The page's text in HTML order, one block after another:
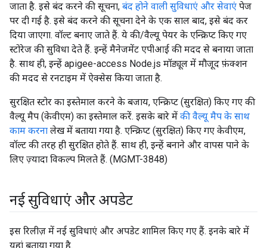
जाता है. इसे बंद करने की सूचना, बंद होने वाली सुविधाएं और सेवाएं पेज
पर दी गई है. इसे बंद करने की सूचना देने के एक साल बाद, इसे बंद कर
दिया जाएगा. वॉल्ट बनाए जाते हैं. ये की/वैल्यू पेयर के एन्क्रिप्ट किए गए
स्टोरेज की सुविधा देते हैं. इन्हें मैनेजमेंट एपीआई की मदद से बनाया जाता
है. साथ ही, इन्हें apigee-access Node.js मॉड्यूल में मौजूद फ़ंक्शन
की मदद से रनटाइम में ऐक्सेस किया जाता है.
सुरक्षित स्टोर का इस्तेमाल करने के बजाय, एन्क्रिप्ट (सुरक्षित) किए गए की
वैल्यू मैप (केवीएम) का इस्तेमाल करें. इसके बारे में की वैल्यू मैप के साथ
काम करना लेख में बताया गया है. एन्क्रिप्ट (सुरक्षित) किए गए केवीएम,
वॉल्ट की तरह ही सुरक्षित होते हैं. साथ ही, इन्हें बनाने और वापस पाने के
लिए ज़्यादा विकल्प मिलते हैं. (MGMT-3848)
नई सुविधाएं और अपडेट
इस रिलीज़ में नई सुविधाएं और अपडेट शामिल किए गए हैं. इनके बारे में
यहां बताया गया है.